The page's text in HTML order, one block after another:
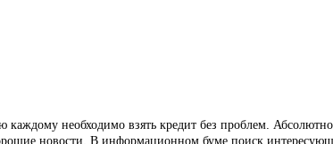
каждому необходимо взять кредит без проблем.
новости. В информационном буме поиск